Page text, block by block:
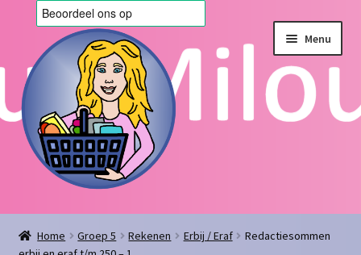
door
naar
navigatie
de
inhoud
Menu
Home
Home Groep 5 Rekenen Erbij / Eraf
Redactiesommen